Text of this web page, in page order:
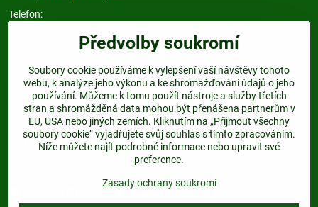
Telefon:
info@plastovepodkovy.cz
Odkazy
Najdete nás:
Dejte nám follow a nenechte si ujít žádnou akci.
Předvolby soukromí
Soubory cookie používáme k vylepšení vaší návštěvy tohoto
webu, k analýze jeho výkonu a ke shromažďování údajů o jeho
používání. Můžeme k tomu použít nástroje a služby třetích
stran a shromážděná data mohou být přenášena partnerům v
EU, USA nebo jiných zemích. Kliknutím na „Přijmout všechny
soubory cookie“ vyjadřujete svůj souhlas s tímto zpracováním.
Níže můžete najít podrobné informace nebo upravit své
preference.
Zásady ochrany soukromí